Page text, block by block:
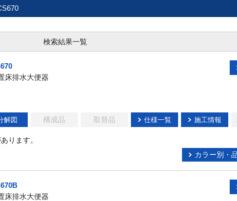
検索結果一覧
床排水大便器
解図 構成品 取替品 仕様一覧 施工情報
ります。
カラー別・
床排水大便器